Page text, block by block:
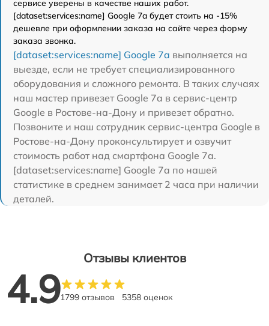
сервисе уверены в качестве наших работ.
[dataset:services:name] Google 7a будет стоить на -15%
дешевле при оформлении заказа на сайте через форму
заказа звонка.
[dataset:services:name] Google 7a выполняется на
выезде, если не требует специализированного
оборудования и сложного ремонта. В таких случаях
наш мастер привезет Google 7a в сервис-центр
Google в Ростове-на-Дону и привезет обратно.
Позвоните и наш сотрудник сервис-центра Google в
Ростове-на-Дону проконсультирует и озвучит
стоимость работ над смартфона Google 7a.
[dataset:services:name] Google 7a по нашей
статистике в среднем занимает 2 часа при наличии
деталей.
Отзывы клиентов
4.91799 отзывов 5358 оценок